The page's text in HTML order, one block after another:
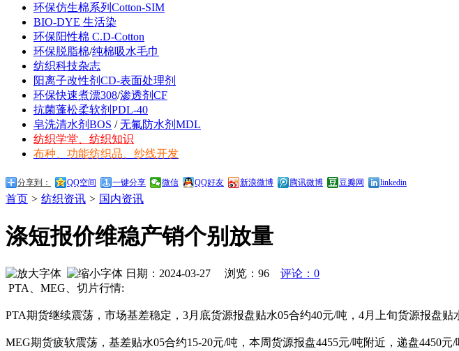
环保仿生棉系列Cotton-SIM
BIO-DYE 生活染
环保阳性棉 C.D-Cotton
环保脱脂棉/纯棉吸水毛巾
纺织科技杂志
阳离子改性剂CD-表面处理剂
环保快速煮漂308/渗透剂CF
抗菌蓬松柔软剂PDL-40
皂洗清水剂BOS /无氟防水剂MDL
纺织学堂、纺织知识
布种、功能纺织品、纱线开发
分享到： QQ空间 一键分享 微信 QQ好友 新浪微博 腾讯微博 豆瓣网 linkedin
首页 > 纺织资讯 > 国内资讯
涤短报价维稳产销个别放量
日期：2024-03-27 浏览： 96
评论：0
PTA、MEG、切片行情:
PTA期货继续震荡，市场基差稳定，3月底货源报盘贴水05合约40元/吨，4月上旬货源报盘贴
MEG期货疲软震荡，基差贴水05合约15-20元/吨，本周货源报盘4455元/吨附近，递盘4450元/